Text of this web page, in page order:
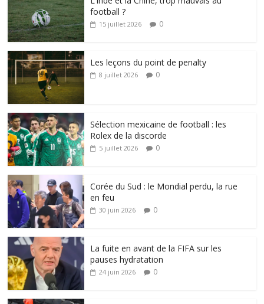
football ?
15 juillet 2026 0
Les leçons du point de penalty
8 juillet 2026 0
Sélection mexicaine de football : les
Rolex de la discorde
5 juillet 2026 0
Corée du Sud : le Mondial perdu, la rue
en feu
30 juin 2026 0
La fuite en avant de la FIFA sur les
pauses hydratation
24 juin 2026 0